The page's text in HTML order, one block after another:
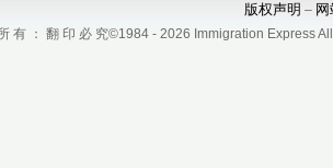
版权声明 –
有 ： 翻 印 必 究©1984 - 2026 Immigration Express